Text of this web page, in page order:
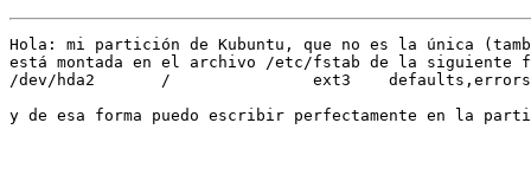
Hola: mi partición de Kubuntu, que no es la única
está montada en el archivo /etc/fstab de la siguiente
/dev/hda2       /               ext3
y de esa forma puedo escribir perfectamente en la